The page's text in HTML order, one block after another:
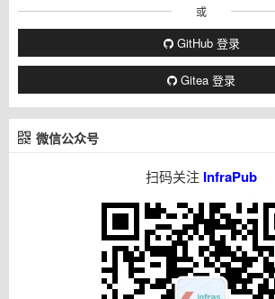
或
GitHub 登录
Gitea 登录
微信公众号
扫码关注 InfraPub